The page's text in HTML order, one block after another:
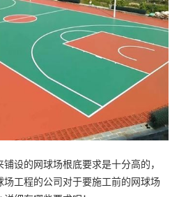
的网球场根底要求是十分高的，
工程的公司对于要施工前的网球场